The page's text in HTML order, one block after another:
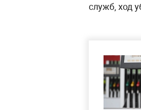
служб, ход